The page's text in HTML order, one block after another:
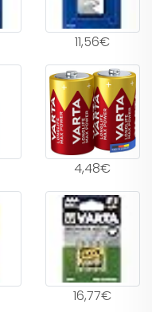
11,56€
4,48€
16,77€